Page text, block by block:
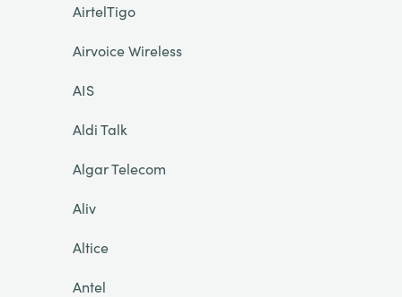
AirtelTigo
Airvoice Wireless
AIS
Aldi Talk
Algar Telecom
Aliv
Altice
Antel